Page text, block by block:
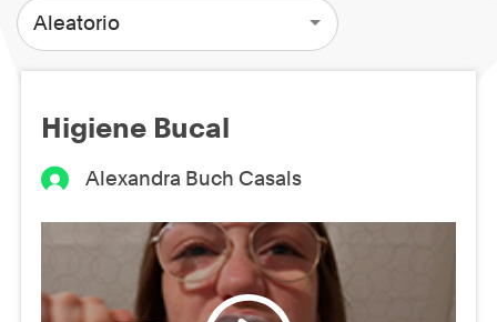
Aleatorio
Higiene Bucal
Alexandra Buch Casals